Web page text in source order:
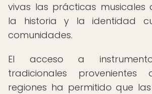
vivas las prácticas musicales
la historia y la identidad
comunidades.
El acceso a
tradicionales provenientes
regiones ha permitido que